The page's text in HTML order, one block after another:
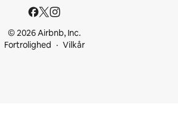
© 2026 Airbnb, Inc.
Fortrolighed
Vilkår